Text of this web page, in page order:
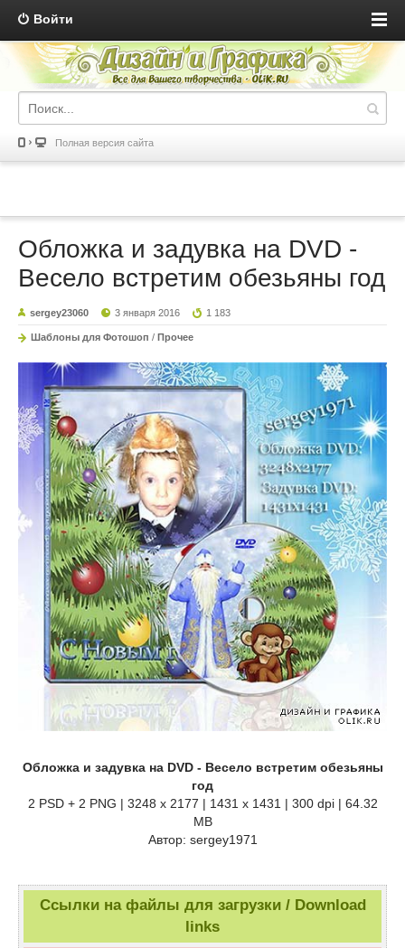
Войти
Полная версия сайта
Обложка и задувка на DVD -
Весело встретим обезьяны год
sergey23060 3 января 2016 1 183
Шаблоны для Фотошоп / Прочее
Обложка и задувка на DVD - Весело встретим обезьяны
год
2 PSD + 2 PNG | 3248 x 2177 | 1431 x 1431 | 300 dpi | 64.32
MB
Автор: sergey1971
Ссылки на файлы для загрузки / Download
links